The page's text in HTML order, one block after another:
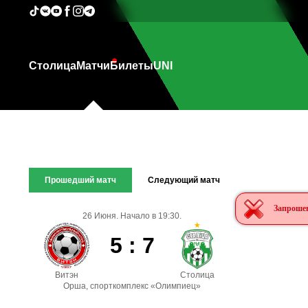
СтолицаМатчи БилетыUNI
Прошедший матч Следующий матч
26 Июня. Начало в 19:30.
5 : 7
Витэн
Столица
Орша, спорткомплекс «Олимпиец»